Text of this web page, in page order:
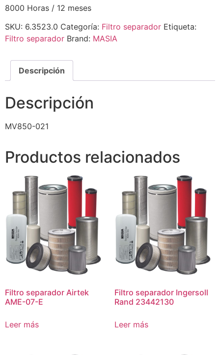
8000 Horas / 12 meses
SKU: 6.3523.0 Categoría: Filtro separador Etiqueta:
Filtro separador Brand: MASIA
Descripción
Descripción
MV850-021
Productos relacionados
Filtro separador Airtek
AME-07-E
Leer más
Filtro separador Ingersoll
Rand 23442130
Leer más